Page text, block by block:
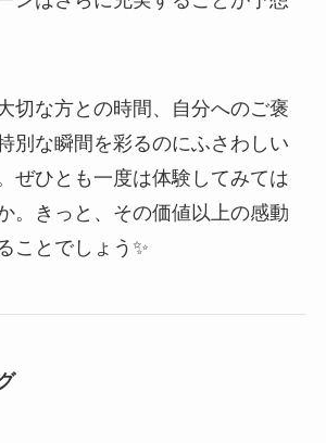
切な方との時間、自分へのご褒
別な瞬間を彩るのにふさわしい
ぜひとも一度は体験してみては
。きっと、その価値以上の感動
ことでしょう✨